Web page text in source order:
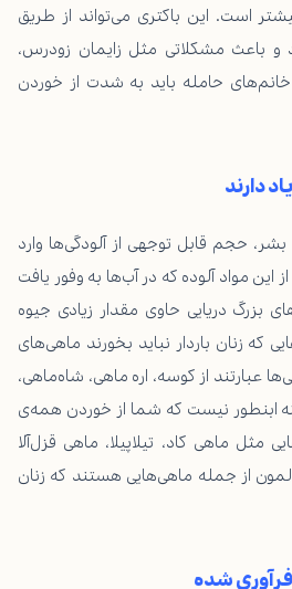
است. این باکتری می‌تواند از طریق
باعث مشکلاتی مثل زایمان زودرس،
حامله باید به شدت از خوردن
حجم قابل توجهی از آلودگی‌ها وارد
مواد آلوده که در آب‌ها به وفور یافت
بزرگ دریایی حاوی مقدار زیادی جیوه
زنان باردار نباید بخورند ماهی‌های
عبارتند از کوسه، اره ماهی، شاه‌ماهی،
ابنطور نیست که شما از خوردن همه‌ی
مثل ماهی کاد، تیلاپیلا، ماهی قزل‌آلا
از جمله ماهی‌هایی هستند که زنان